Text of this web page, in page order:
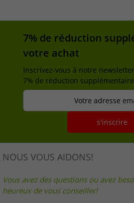
7% de réduction
votre achat
Inscrivez-vous à notre
7% de réduction supplémentaire
Votre adresse
s'inscrire
NOUS VOUS AIDONS!
Vous avez des questions ou avez
heureux de vous conseiller!